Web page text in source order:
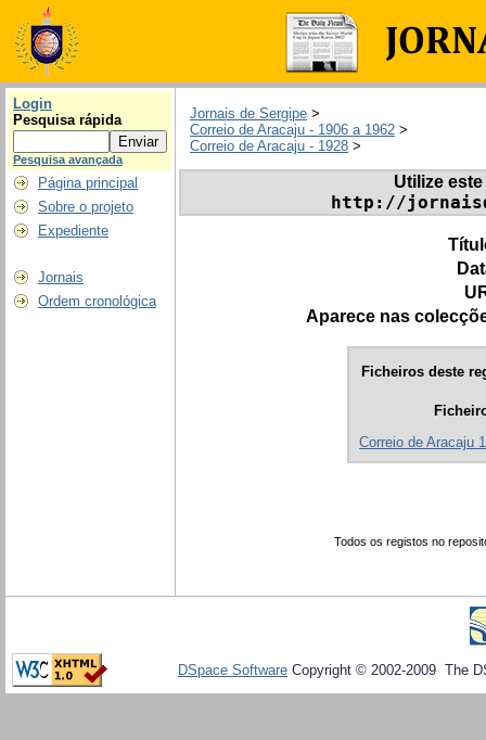
Login
Pesquisa rápida
Pesquisa avançada
Página principal
Sobre o projeto
Expediente
Jornais
Ordem cronológica
Jornais de Sergipe >
Correio de Aracaju - 1906 a 1962 >
Correio de Aracaju - 1928 >
Utilize
http://
Aparece nas
Ficheiros deste
Correio de Aracaju
Todos os registos no
DSpace Software Copyright © 2002-2009 The